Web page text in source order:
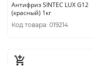
Антифриз SINTEC LUX G12
(красный) 1кг
Код товара: 019214